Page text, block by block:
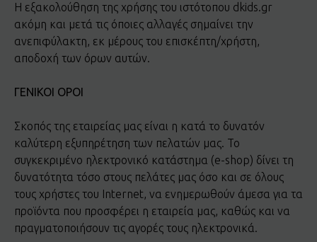
Η εξακολούθηση της χρήσης του ιστότοπου dkids.gr
ακόμη και μετά τις όποιες αλλαγές σημαίνει την
ανεπιφύλακτη, εκ μέρους του επισκέπτη/χρήστη,
αποδοχή των όρων αυτών.
ΓΕΝΙΚΟΙ ΟΡΟΙ
Σκοπός της εταιρείας μας είναι η κατά το δυνατόν
καλύτερη εξυπηρέτηση των πελατών μας. Το
συγκεκριμένο ηλεκτρονικό κατάστημα (e-shop) δίνει τη
δυνατότητα τόσο στους πελάτες μας όσο και σε όλους
τους χρήστες του Internet, να ενημερωθούν άμεσα για τα
προϊόντα που προσφέρει η εταιρεία μας, καθώς και να
πραγματοποιήσουν τις αγορές τους ηλεκτρονικά.